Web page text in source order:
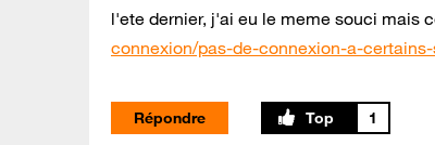
l'ete dernier, j'ai eu le meme souci mais
connexion/pas-de-connexion-a-
Répondre 1